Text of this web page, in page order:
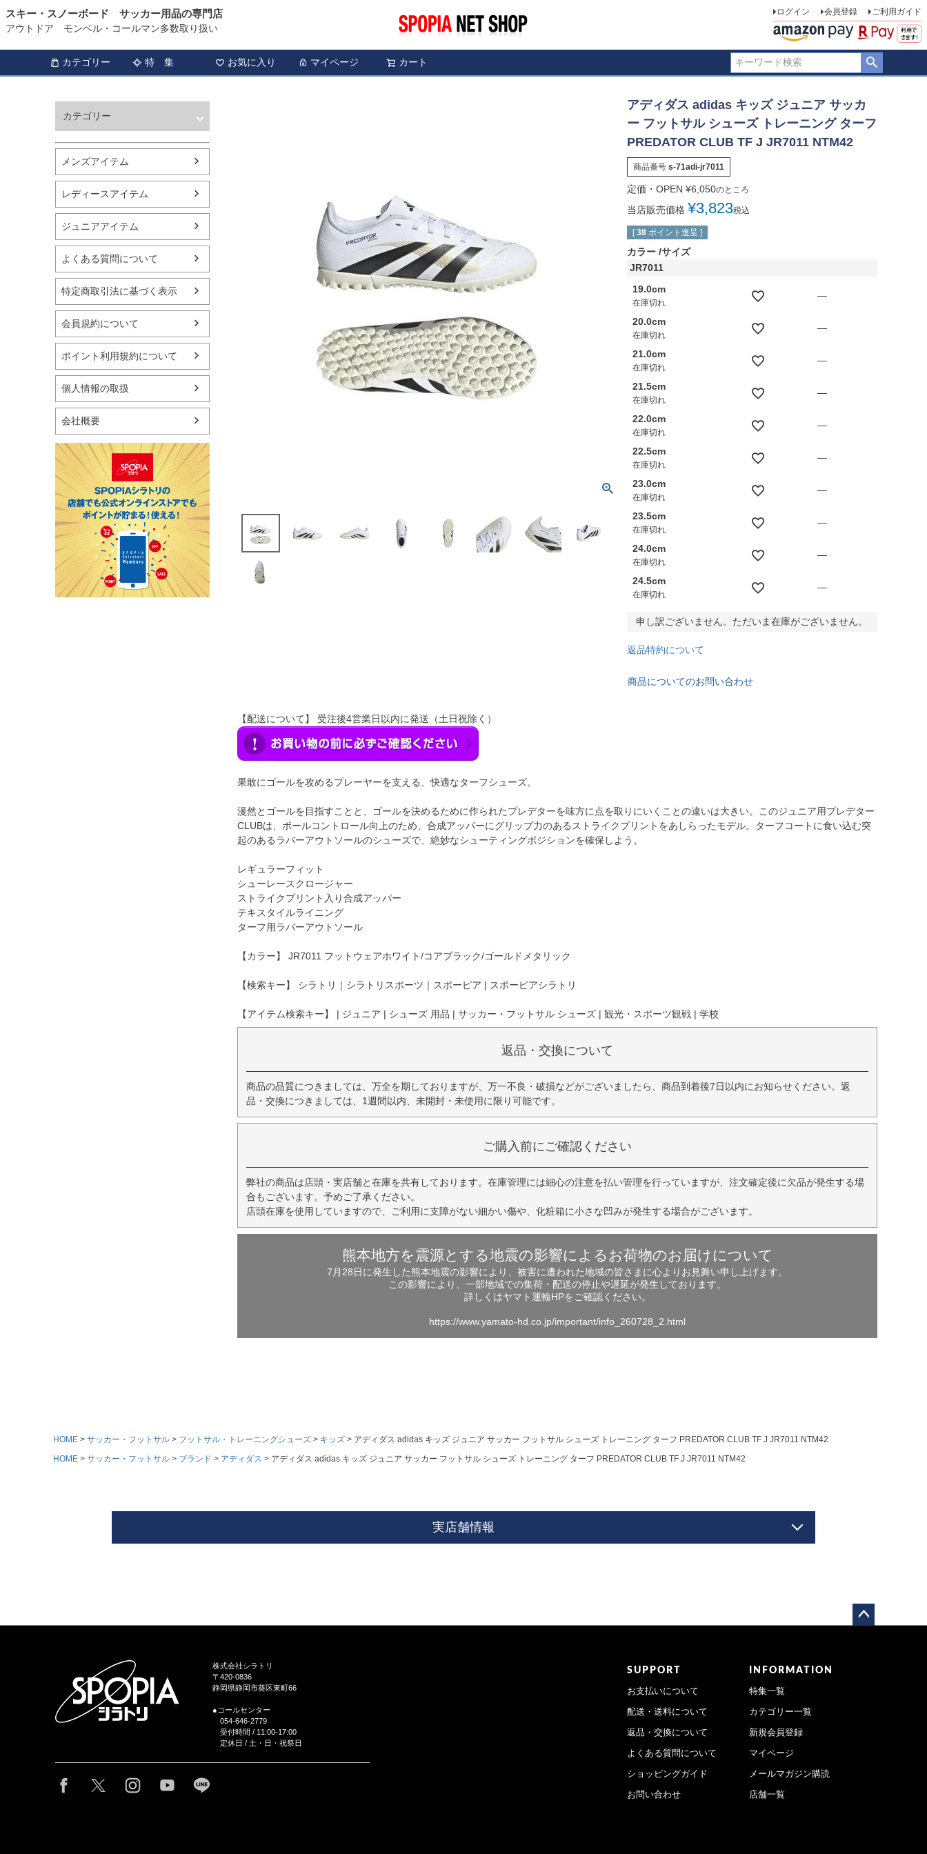
スキー・スノーボード サッカー用品の専門店
アウトドア モンベル・コールマン多数取り扱い
ログイン 会員登録 ご利用ガイド
カテゴリー 特 集 お気に入り マイページ カート
カテゴリー
バスケットボール
シューズ
ランニング用品
スポーツアパレル
テニス
バレーボール
フィットネス用品
スイミング用品
マリン
スケートボード
野球・ソフトボール
ゴルフ
卓球用品
バッグ・サングラス
ハンドボール用品
ラグビー用品
グランドゴルフ
メンズアイテム
レディースアイテム
ジュニアアイテム
よくある質問について
特定商取引法に基づく表示
会員規約について
ポイント利用規約について
個人情報の取扱
会社概要
アディダス adidas キッズ ジュニア サッカ
ー フットサル シューズ トレーニング ターフ
PREDATOR CLUB TF J JR7011 NTM42
商品番号 s-71adi-jr7011
定価・OPEN ¥6,050のところ
当店販売価格 ¥3,823税込
[ 38 ポイント進呈 ]
カラー サイズ
JR7011
19.0cm
在庫切れ
—
20.0cm
在庫切れ
—
21.0cm
在庫切れ
—
21.5cm
在庫切れ
—
22.0cm
在庫切れ
—
22.5cm
在庫切れ
—
23.0cm
在庫切れ
—
23.5cm
在庫切れ
—
24.0cm
在庫切れ
—
24.5cm
在庫切れ
—
申し訳ございません。ただいま在庫がございません。
返品特約について
商品についてのお問い合わせ
【配送について】 受注後4営業日以内に発送（土日祝除く）
果敢にゴールを攻めるプレーヤーを支える、快適なターフシューズ。
漫然とゴールを目指すことと、ゴールを決めるために作られたプレデターを味方に点を取りにいくことの違いは大きい。このジュニア用プレデター
CLUBは、ボールコントロール向上のため、合成アッパーにグリップ力のあるストライクプリントをあしらったモデル。ターフコートに食い込む突
起のあるラバーアウトソールのシューズで、絶妙なシューティングポジションを確保しよう。
レギュラーフィット
シューレースクロージャー
ストライクプリント入り合成アッパー
テキスタイルライニング
ターフ用ラバーアウトソール
【カラー】 JR7011 フットウェアホワイト/コアブラック/ゴールドメタリック
【検索キー】 シラトリ｜シラトリスポーツ｜スポーピア | スポーピアシラトリ
【アイテム検索キー】 | ジュニア | シューズ 用品 | サッカー・フットサル シューズ | 観光・スポーツ観戦 | 学校
返品・交換について
商品の品質につきましては、万全を期しておりますが、万一不良・破損などがございましたら、商品到着後7日以内にお知らせください。返
品・交換につきましては、1週間以内、未開封・未使用に限り可能です。
ご購入前にご確認ください
弊社の商品は店頭・実店舗と在庫を共有しております。在庫管理には細心の注意を払い管理を行っていますが、注文確定後に欠品が発生する場
合もございます。予めご了承ください。
店頭在庫を使用していますので、ご利用に支障がない細かい傷や、化粧箱に小さな凹みが発生する場合がございます。
熊本地方を震源とする地震の影響によるお荷物のお届けについて
7月28日に発生した熊本地震の影響により、被害に遭われた地域の皆さまに心よりお見舞い申し上げます。
この影響により、一部地域での集荷・配送の停止や遅延が発生しております。
詳しくはヤマト運輸HPをご確認ください。
https://www.yamato-hd.co.jp/important/info_260728_2.html
HOME サッカー・フットサル フットサル・トレーニングシューズ キッズ
アディダス adidas キッズ ジュニア サッカー フットサル シューズ トレーニング ターフ PREDATOR CLUB TF J JR7011 NTM42
HOME
サッカー・フットサル ブランド アディダス アディダス adidas キッズ ジュニア サッカー フットサル シューズ トレーニング ターフ PREDATOR CLUB TF J JR7011 NTM42
実店舗情報
株式会社シラトリ
〒420-0836
静岡県静岡市葵区東町66
●コールセンター
054-646-2779
受付時間 / 11:00-17:00
定休日 / 土・日・祝祭日
SUPPORT
お支払いについて
配送・送料について
返品・交換について
よくある質問について
ショッピングガイド
お問い合わせ
INFORMATION
特集一覧
カテゴリー一覧
新規会員登録
マイページ
メールマガジン購読
店舗一覧